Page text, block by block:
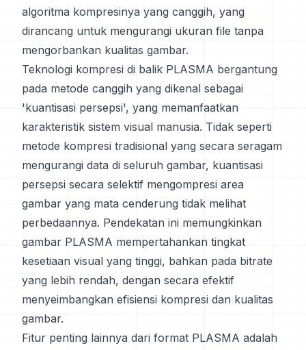
algoritma kompresinya yang canggih, yang
dirancang untuk mengurangi ukuran file tanpa
mengorbankan kualitas gambar.
Teknologi kompresi di balik PLASMA bergantung
pada metode canggih yang dikenal sebagai
'kuantisasi persepsi', yang memanfaatkan
karakteristik sistem visual manusia. Tidak seperti
metode kompresi tradisional yang secara seragam
mengurangi data di seluruh gambar, kuantisasi
persepsi secara selektif mengompresi area
gambar yang mata cenderung tidak melihat
perbedaannya. Pendekatan ini memungkinkan
gambar PLASMA mempertahankan tingkat
kesetiaan visual yang tinggi, bahkan pada bitrate
yang lebih rendah, dengan secara efektif
menyeimbangkan efisiensi kompresi dan kualitas
gambar.
Fitur penting lainnya dari format PLASMA adalah